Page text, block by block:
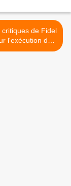
critiques de Fidel
l'exécution de
(II) : les